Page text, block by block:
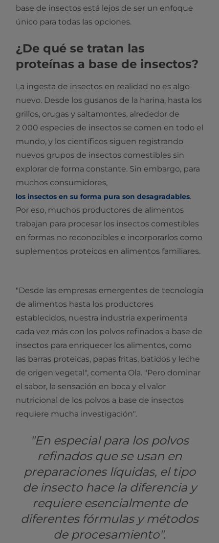
base de insectos está lejos de ser un enfoque
único para todas las opciones.
¿De qué se tratan las
proteínas a base de insectos?
La ingesta de insectos en realidad no es algo
nuevo. Desde los gusanos de la harina, hasta los
grillos, orugas y saltamontes, alrededor de
2 000 especies de insectos se comen en todo el
mundo, y los científicos siguen registrando
nuevos grupos de insectos comestibles sin
explorar de forma constante. Sin embargo, para
muchos consumidores,
los insectos en su forma pura son desagradables.
Por eso, muchos productores de alimentos
trabajan para procesar los insectos comestibles
en formas no reconocibles e incorporarlos como
suplementos proteicos en alimentos familiares.
"Desde las empresas emergentes de tecnología
de alimentos hasta los productores
establecidos, nuestra industria experimenta
cada vez más con los polvos refinados a base de
insectos para enriquecer los alimentos, como
las barras proteicas, papas fritas, batidos y leche
de origen vegetal", comenta Ola. "Pero dominar
el sabor, la sensación en boca y el valor
nutricional de los polvos a base de insectos
requiere mucha investigación".
"En especial para los polvos
refinados que se usan en
preparaciones líquidas, el tipo
de insecto hace la diferencia y
requiere esencialmente de
diferentes fórmulas y métodos
de procesamiento".